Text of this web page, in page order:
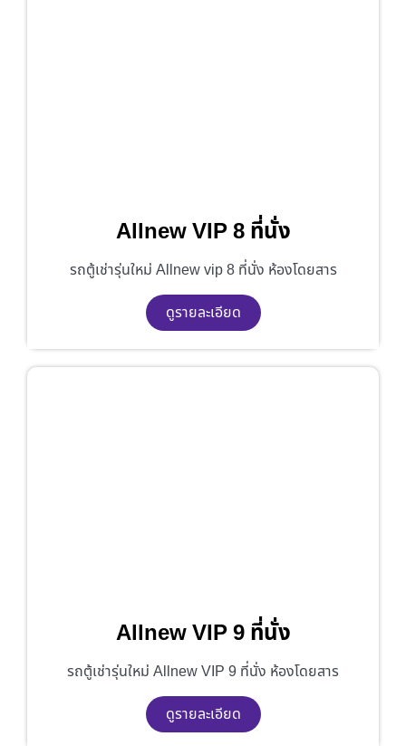
Allnew VIP 8 ที่นั่ง
รถตู้เช่ารุ่นใหม่ Allnew vip 8 ที่นั่ง ห้องโดยสาร
ดูรายละเอียด
Allnew VIP 9 ที่นั่ง
รถตู้เช่ารุ่นใหม่ Allnew VIP 9 ที่นั่ง ห้องโดยสาร
ดูรายละเอียด